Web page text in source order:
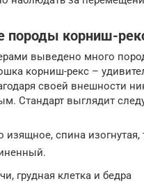
породы корниш-
выведено много
корниш-рекс –
своей внешности
Стандарт выглядит
изящное, спина изогнутая,
грудная клетка и бедра